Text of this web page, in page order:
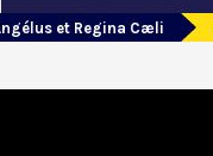
et Regina Cæli